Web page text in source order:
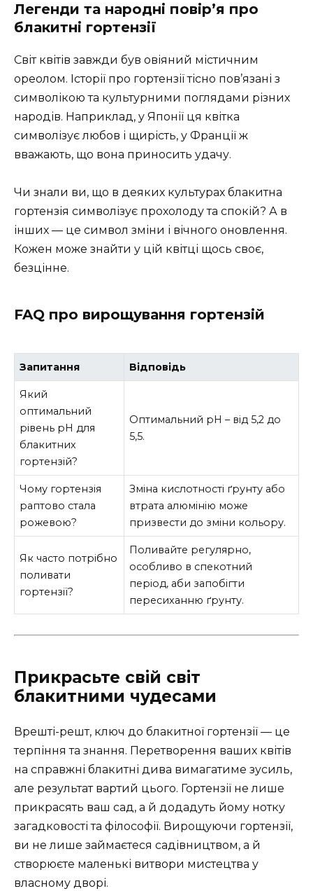
Легенди та народні повір’я про
блакитні гортензії
Світ квітів завжди був овіяний містичним
ореолом. Історії про гортензії тісно пов’язані з
символікою та культурними поглядами різних
народів. Наприклад, у Японії ця квітка
символізує любов і щирість, у Франції ж
вважають, що вона приносить удачу.
Чи знали ви, що в деяких культурах блакитна
гортензія символізує прохолоду та спокій? А в
інших — це символ зміни і вічного оновлення.
Кожен може знайти у цій квітці щось своє,
безцінне.
FAQ про вирощування гортензій
Запитання Відповідь
Який
оптимальний
рівень pH для
блакитних
гортензій?
Оптимальний pH – від 5,2 до
5,5.
Чому гортензія
раптово стала
рожевою?
Зміна кислотності ґрунту або
втрата алюмінію може
призвести до зміни кольору.
Як часто потрібно
поливати
гортензії?
Поливайте регулярно,
особливо в спекотний
період, аби запобігти
пересиханню ґрунту.
Прикрасьте свій світ
блакитними чудесами
Врешті-решт, ключ до блакитної гортензії — це
терпіння та знання. Перетворення ваших квітів
на справжні блакитні дива вимагатиме зусиль,
але результат вартий цього. Гортензії не лише
прикрасять ваш сад, а й додадуть йому нотку
загадковості та філософії. Вирощуючи гортензії,
ви не лише займаєтеся садівництвом, а й
створюєте маленькі витвори мистецтва у
власному дворі.